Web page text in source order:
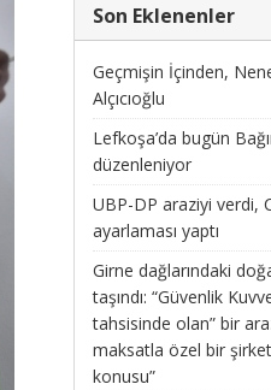
Son Eklenenler
Geçmişin İçinden,
Alçıcıoğlu
Lefkoşa’da bugün
düzenleniyor
UBP-DP araziyi verdi,
ayarlaması yaptı
Girne dağlarındaki
taşındı: “Güvenlik
tahsisinde olan” bir
maksatla özel bir
konusu”